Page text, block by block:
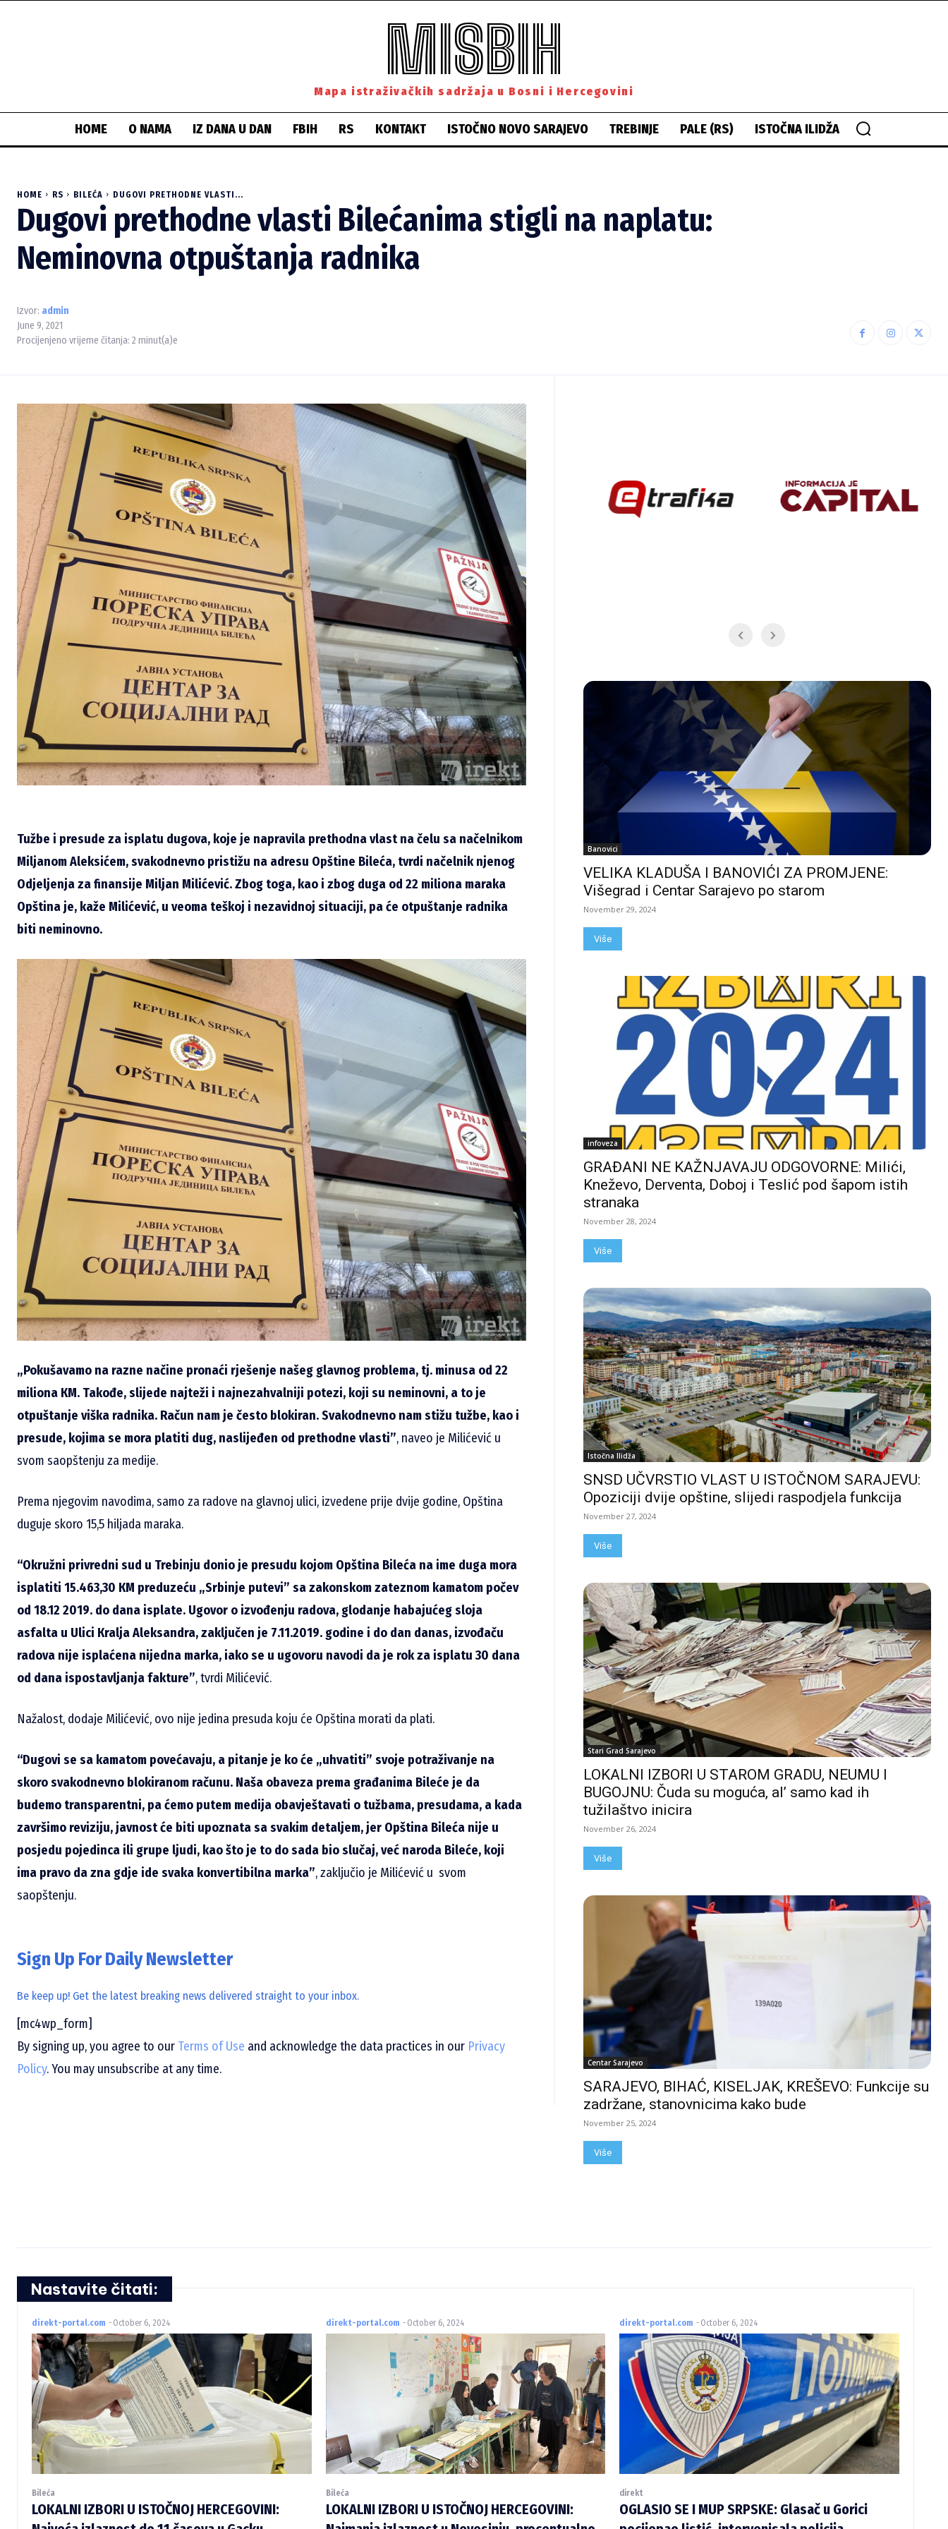
MISBIH
Mapa istraživačkih sadržaja u Bosni i Hercegovini
HOME O NAMA IZ DANA U DAN FBIH RS KONTAKT ISTOČNO NOVO SARAJEVO TREBINJE PALE (RS) ISTOČNA ILIDŽA
HOME RS BILEĆA DUGOVI PRETHODNE VLASTI...
Dugovi prethodne vlasti Bilećanima stigli na naplatu:
Neminovna otpuštanja radnika
Izvor: admin
June 9, 2021
Procijenjeno vrijeme čitanja: 2 minut(a)e
Tužbe i presude za isplatu dugova, koje je napravila prethodna vlast na čelu sa načelnikom
Miljanom Aleksićem, svakodnevno pristižu na adresu Opštine Bileća, tvrdi načelnik njenog
Odjeljenja za finansije Miljan Milićević. Zbog toga, kao i zbog duga od 22 miliona maraka
Opština je, kaže Milićević, u veoma teškoj i nezavidnoj situaciji, pa će otpuštanje radnika
biti neminovno.
„Pokušavamo na razne načine pronaći rješenje našeg glavnog problema, tj. minusa od 22
miliona КM. Takođe, slijede najteži i najnezahvalniji potezi, koji su neminovni, a to je
otpuštanje viška radnika. Račun nam je često blokiran. Svakodnevno nam stižu tužbe, kao i
presude, kojima se mora platiti dug, naslijeđen od prethodne vlasti”, naveo je Milićević u
svom saopštenju za medije.
Prema njegovim navodima, samo za radove na glavnoj ulici, izvedene prije dvije godine, Opština
duguje skoro 15,5 hiljada maraka.
“Okružni privredni sud u Trebinju donio je presudu kojom Opština Bileća na ime duga mora
isplatiti 15.463,30 КM preduzeću „Srbinje putevi” sa zakonskom zateznom kamatom počev
od 18.12 2019. do dana isplate. Ugovor o izvođenju radova, glodanje habajućeg sloja
asfalta u Ulici Кralja Aleksandra, zaključen je 7.11.2019. godine i do dan danas, izvođaču
radova nije isplaćena nijedna marka, iako se u ugovoru navodi da je rok za isplatu 30 dana
od dana ispostavljanja fakture”, tvrdi Milićević.
Nažalost, dodaje Milićević, ovo nije jedina presuda koju će Opština morati da plati.
“Dugovi se sa kamatom povećavaju, a pitanje je ko će „uhvatiti” svoje potraživanje na
skoro svakodnevno blokiranom računu. Naša obaveza prema građanima Bileće je da
budemo transparentni, pa ćemo putem medija obavještavati o tužbama, presudama, a kada
završimo reviziju, javnost će biti upoznata sa svakim detaljem, jer Opština Bileća nije u
posjedu pojedinca ili grupe ljudi, kao što je to do sada bio slučaj, već naroda Bileće, koji
ima pravo da zna gdje ide svaka konvertibilna marka”, zaključio je Milićević u svom
saopštenju.
Sign Up For Daily Newsletter
Be keep up! Get the latest breaking news delivered straight to your inbox.
[mc4wp_form]
By signing up, you agree to our Terms of Use and acknowledge the data practices in our Privacy
Policy. You may unsubscribe at any time.
Banovici
VELIKA KLADUŠA I BANOVIĆI ZA PROMJENE:
Višegrad i Centar Sarajevo po starom
November 29, 2024
Više
infoveza
GRAĐANI NE KAŽNJAVAJU ODGOVORNE: Milići,
Kneževo, Derventa, Doboj i Teslić pod šapom istih
stranaka
November 28, 2024
Više
Istočna Ilidža
SNSD UČVRSTIO VLAST U ISTOČNOM SARAJEVU:
Opoziciji dvije opštine, slijedi raspodjela funkcija
November 27, 2024
Više
Stari Grad Sarajevo
LOKALNI IZBORI U STAROM GRADU, NEUMU I
BUGOJNU: Čuda su moguća, al’ samo kad ih
tužilaštvo inicira
November 26, 2024
Više
Centar Sarajevo
SARAJEVO, BIHAĆ, KISELJAK, KREŠEVO: Funkcije su
zadržane, stanovnicima kako bude
November 25, 2024
Više
Nastavite čitati:
direkt-portal.com - October 6, 2024
Bileća
LOKALNI IZBORI U ISTOČNOJ HERCEGOVINI:
direkt-portal.com - October 6, 2024
Bileća
LOKALNI IZBORI U ISTOČNOJ HERCEGOVINI:
direkt-portal.com - October 6, 2024
direkt
OGLASIO SE I MUP SRPSKE: Glasač u Gorici